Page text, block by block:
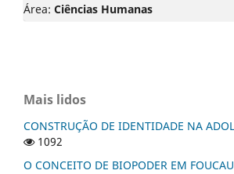
Área: Ciências Humanas
Mais lidos
CONSTRUÇÃO DE IDENTIDADE NA
1092
O CONCEITO DE BIOPODER EM